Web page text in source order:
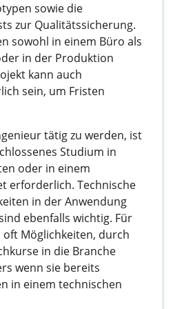
sowie die
zur Qualitätssicherung.
sowohl in einem Büro als
in der Produktion
kann auch
sein, um Fristen
tätig zu werden, ist
Studium in
oder in einem
erforderlich. Technische
in der Anwendung
ebenfalls wichtig. Für
Möglichkeiten, durch
in die Branche
wenn sie bereits
in einem technischen